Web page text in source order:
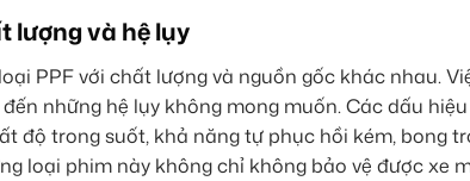
lượng và hệ lụy
PPF với chất lượng và nguồn gốc khác nhau.
những hệ lụy không mong muốn. Các dấu
độ trong suốt, khả năng tự phục hồi kém, bong
loại phim này không chỉ không bảo vệ được xe